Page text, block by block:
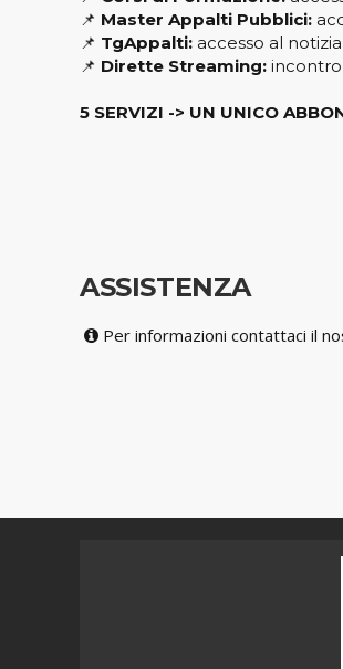
📌 Master Appalti Pubblici:
📌 TgAppalti: accesso al
📌 Dirette Streaming:
5 SERVIZI -> UN UNICO
ASSISTENZA
Per informazioni contattaci il